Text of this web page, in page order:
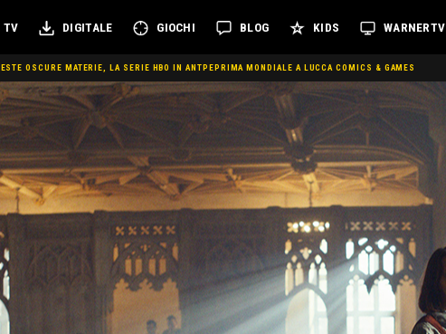
TV DIGITALE GIOCHI BLOG KIDS WARNERTV
OSCURE MATERIE, LA SERIE HBO IN ANTPEPRIMA MONDIALE A LUCCA COMICS & GAMES